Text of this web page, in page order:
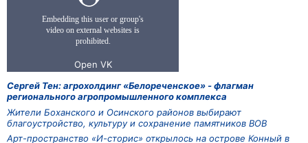
Сергей Тен: агрохолдинг «Белореченское» - флагман
регионального агропромышленного комплекса
Жители Боханского и Осинского районов выбирают
благоустройство, культуру и сохранение памятников ВОВ
Арт-пространство «И-сторис» открылось на острове Конный в